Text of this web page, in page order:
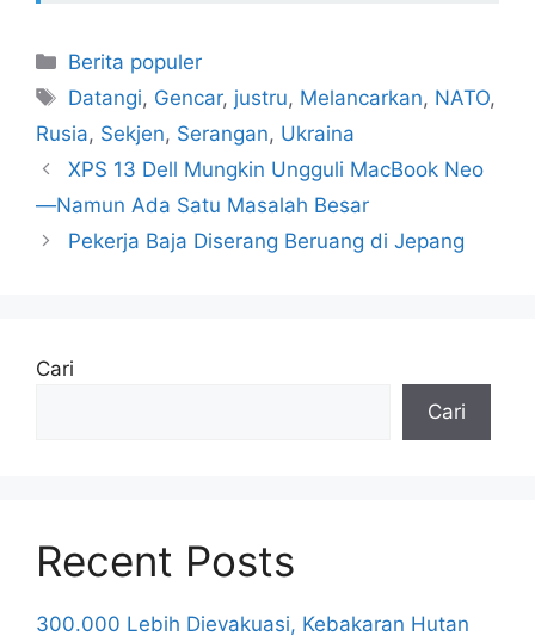
Kategori
Berita populer
Tag
Datangi, Gencar, justru, Melancarkan, NATO,
Rusia, Sekjen, Serangan, Ukraina
XPS 13 Dell Mungkin Ungguli MacBook Neo
—Namun Ada Satu Masalah Besar
Pekerja Baja Diserang Beruang di Jepang
Cari
Cari
Recent Posts
300.000 Lebih Dievakuasi, Kebakaran Hutan